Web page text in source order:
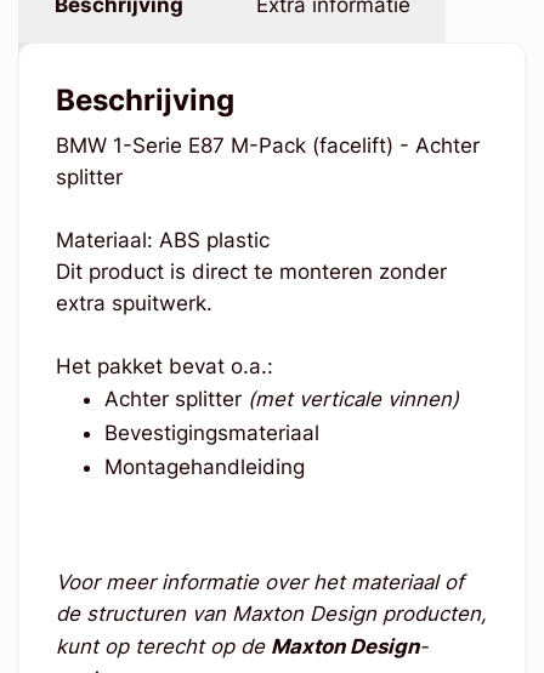
Beschrijving Extra informatie
Beschrijving
BMW 1-Serie E87 M-Pack (facelift) - Achter
splitter
Materiaal: ABS plastic
Dit product is direct te monteren zonder
extra spuitwerk.
Het pakket bevat o.a.:
Achter splitter (met verticale vinnen)
Bevestigingsmateriaal
Montagehandleiding
Voor meer informatie over het materiaal of
de structuren van Maxton Design producten,
kunt op terecht op de Maxton Design-